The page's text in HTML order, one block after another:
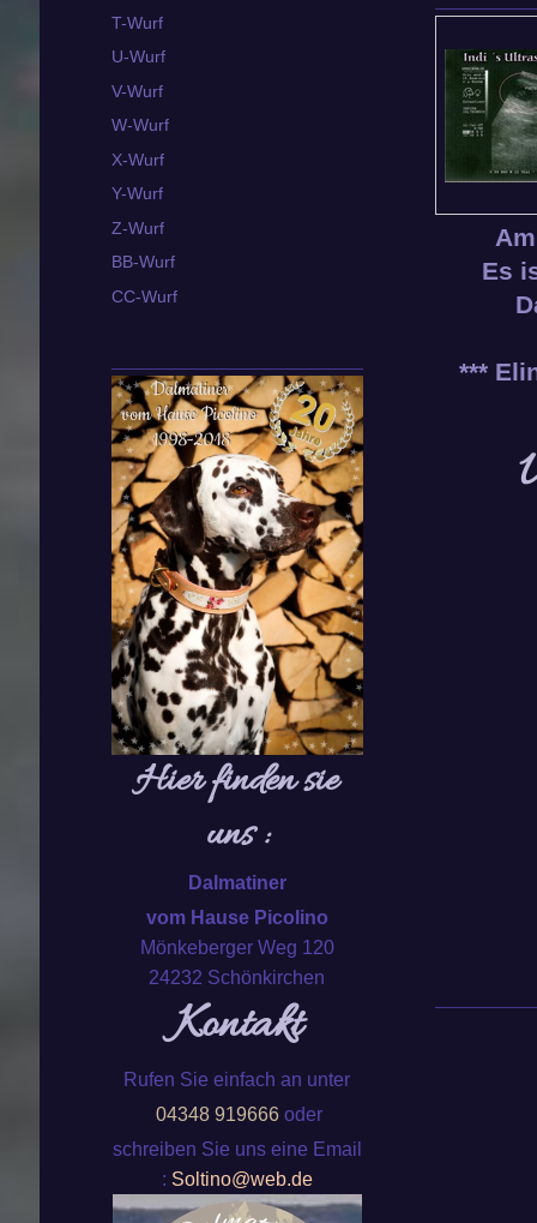
Es
***
T-Wurf
U-Wurf
V-Wurf
W-Wurf
X-Wurf
Y-Wurf
Z-Wurf
BB-Wurf
CC-Wurf
Hier finden sie
uns :
Dalmatiner
vom Hause Picolino
Mönkeberger Weg 120
24232 Schönkirchen
Kontakt
Rufen Sie einfach an unter
04348 919666 oder
schreiben Sie uns eine Email
: Soltino@web.de